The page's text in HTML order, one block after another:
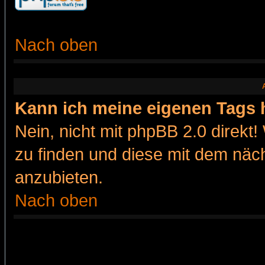
Nach oben
Kann ich meine eigenen Tags
Nein, nicht mit phpBB 2.0
zu finden und diese mit dem
anzubieten.
Nach oben